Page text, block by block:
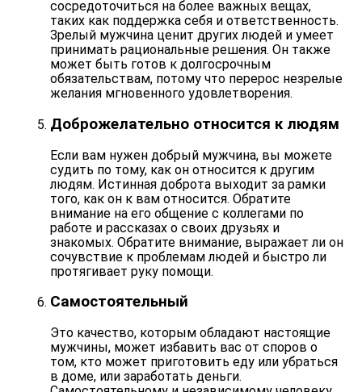
сосредоточиться на более важных вещах,
таких как поддержка себя и ответственность.
Зрелый мужчина ценит других людей и умеет
приниматьрациональные решения. Он также
может быть готов к долгосрочным
обязательствам, потому что перерос незрелые
желания мгновенного удовлетворения.
Доброжелательно относится к людям
Если вам нужен добрый мужчина, вы можете
судить по тому, как он относится к другим
людям. Истинная доброта выходит за рамки
того, как он к вам относится. Обратите
внимание на его общение с коллегами по
работе и рассказах о своих друзьях и
знакомых. Обратите внимание, выражает ли он
сочувствие к проблемам людей и быстро ли
протягивает руку помощи.
Самостоятельный
Это качество, которым обладают настоящие
мужчины, может избавить вас от споров о
том, кто может приготовить еду или убраться
в доме, или заработать деньги.